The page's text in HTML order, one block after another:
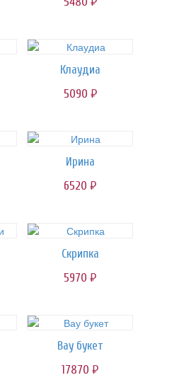
Клаудиа
5090 руб.
Ирина
6520 руб.
Скрипка
5970 руб.
Вау букет
17870 руб.